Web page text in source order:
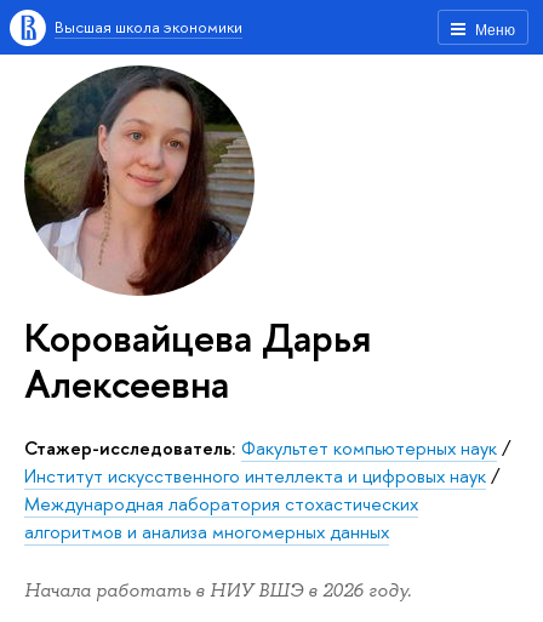
Меню
Высшая школа экономики
Коровайцева Дарья
Алексеевна
Стажер-исследователь: Факультет компьютерных наук/
Институт искусственного интеллекта и цифровых наук/
Международная лаборатория стохастических
алгоритмов и анализа многомерных данных
Начала работать в НИУ ВШЭ в 2026 году.